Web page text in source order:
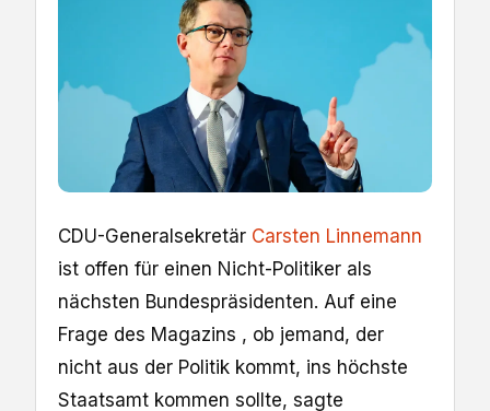
CDU-Generalsekretär Carsten Linnemann
ist offen für einen Nicht-Politiker als
nächsten Bundespräsidenten. Auf eine
Frage des Magazins , ob jemand, der
nicht aus der Politik kommt, ins höchste
Staatsamt kommen sollte, sagte